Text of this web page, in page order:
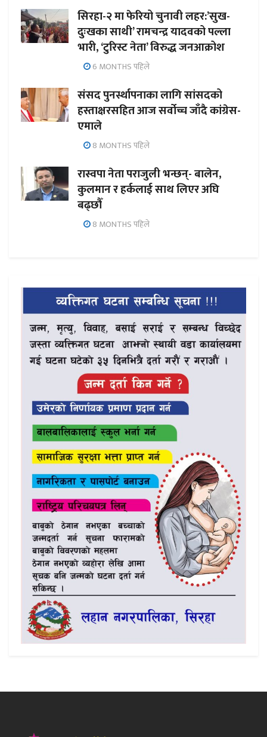
सिरहा-२ मा फेरियो चुनावी लहर:’सुख-
दुःखका साथी’ रामचन्द्र यादवको पल्ला
भारी, ‘टुरिस्ट नेता’ विरुद्ध जनआक्रोश
6 MONTHS पहिले
संसद पुनर्स्थापनाका लागि सांसदको
हस्ताक्षरसहित आज सर्वोच्च जाँदै कांग्रेस-
एमाले
8 MONTHS पहिले
रास्वपा नेता पराजुली भन्छन्- बालेन,
कुलमान र हर्कलाई साथ लिएर अघि
बढ्छौँ
8 MONTHS पहिले